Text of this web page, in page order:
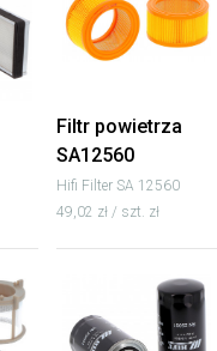
Filtr powietrza
SA12560
Hifi Filter SA 12560
49,02 zł / szt. zł